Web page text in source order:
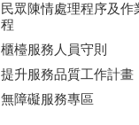
民眾陳情處理程序及作
程
櫃檯服務人員守則
提升服務品質工作計畫
無障礙服務專區